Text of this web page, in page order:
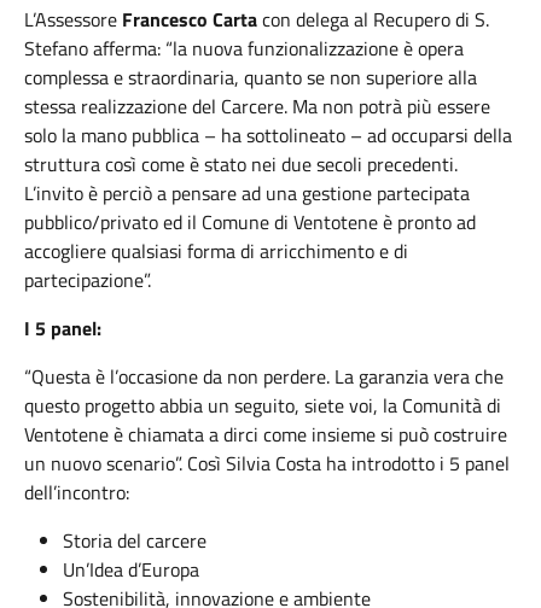
L’Assessore Francesco Cartacon delega al Recupero di S.
Stefano afferma: “la nuova funzionalizzazione è opera
complessa e straordinaria, quanto se non superiore alla
stessa realizzazione del Carcere. Ma non potrà più essere
solo la mano pubblica – ha sottolineato – ad occuparsi della
struttura così come è stato nei due secoli precedenti.
L’invito è perciò a pensare ad una gestione partecipata
pubblico/privato ed il Comune di Ventotene è pronto ad
accogliere qualsiasi forma di arricchimento e di
partecipazione”.
I 5 panel:
“Questa è l’occasione da non perdere. La garanzia vera che
questo progetto abbia un seguito, siete voi, la Comunità di
Ventotene è chiamata a dirci come insieme si può costruire
un nuovo scenario”. Così Silvia Costa ha introdotto i 5 panel
dell’incontro:
Storia del carcere
Un’Idea d’Europa
Sostenibilità, innovazione e ambiente